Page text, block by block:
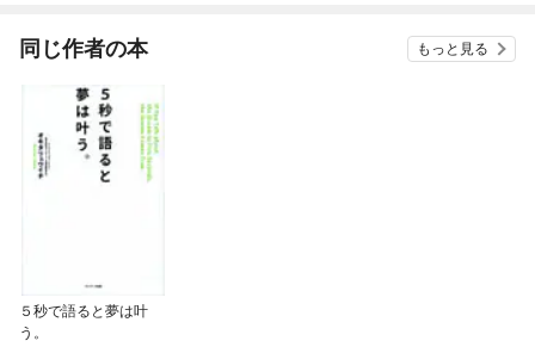
同じ作者の本 もっと見る
５秒で語ると夢は叶
う。